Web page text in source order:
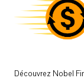
Découvrez Nobel